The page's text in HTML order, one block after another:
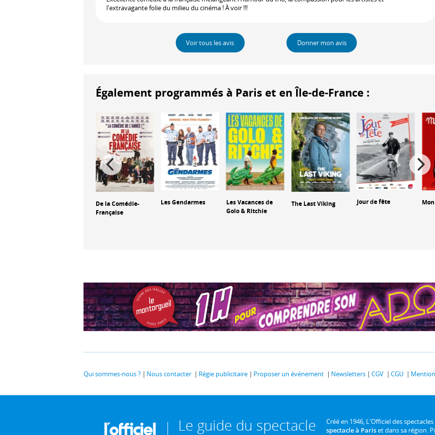
l'extravagante folie du milieu du cinéma ! À voir !!!
Voir tous les avis Donner mon avis
Également programmés à Paris et en Île-de-France :
De la Comédie-
Française
Les Gendarmes
Les Vacances de
Golo & Ritchie
The Last Viking Jour de fête Mon
Qui sommes-nous ? Nous contacter Régie publicitaire Proposer un événement Newsletters CGV CGU
Le guide du spectacle
Créé en 1946, L'Officiel des
spectacle à Pariset dans sa région.